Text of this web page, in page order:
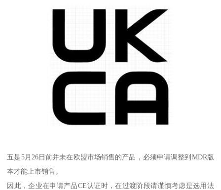
五是5月26日前并未在欧盟市场销售的产品，必须申请调整到MDR版
本才能上市销售。
因此，企业在申请产品CE认证时，在过渡阶段请谨慎考虑是选用法